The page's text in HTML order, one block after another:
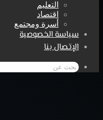
التعليم
اقتصاد
أسرة ومجتمع
سياسة الخصوصية
الإتصال بنا